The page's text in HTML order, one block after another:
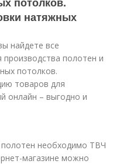
натяжных
найдете все
полотен и
потолков.
товаров для
онлайн – выгодно и
необходимо ТВЧ
магазине можно